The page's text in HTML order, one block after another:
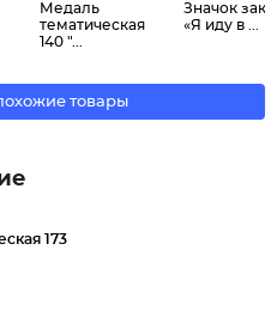
Медаль
тематическая
140 "...
Значок
«Я иду в ...
товары
173